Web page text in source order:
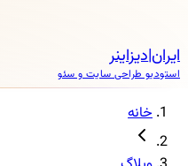
سایت و سئو